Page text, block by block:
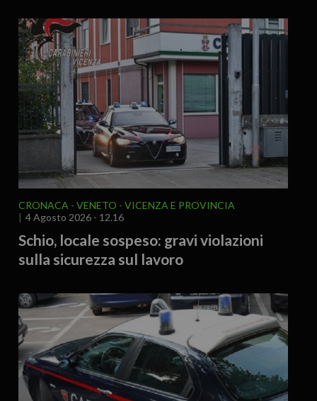
CRONACA VENETO
VICENZA E PROVINCIA
4 Agosto 2026 - 12.16
Schio, locale sospeso: gravi violazioni
sulla sicurezza sul lavoro